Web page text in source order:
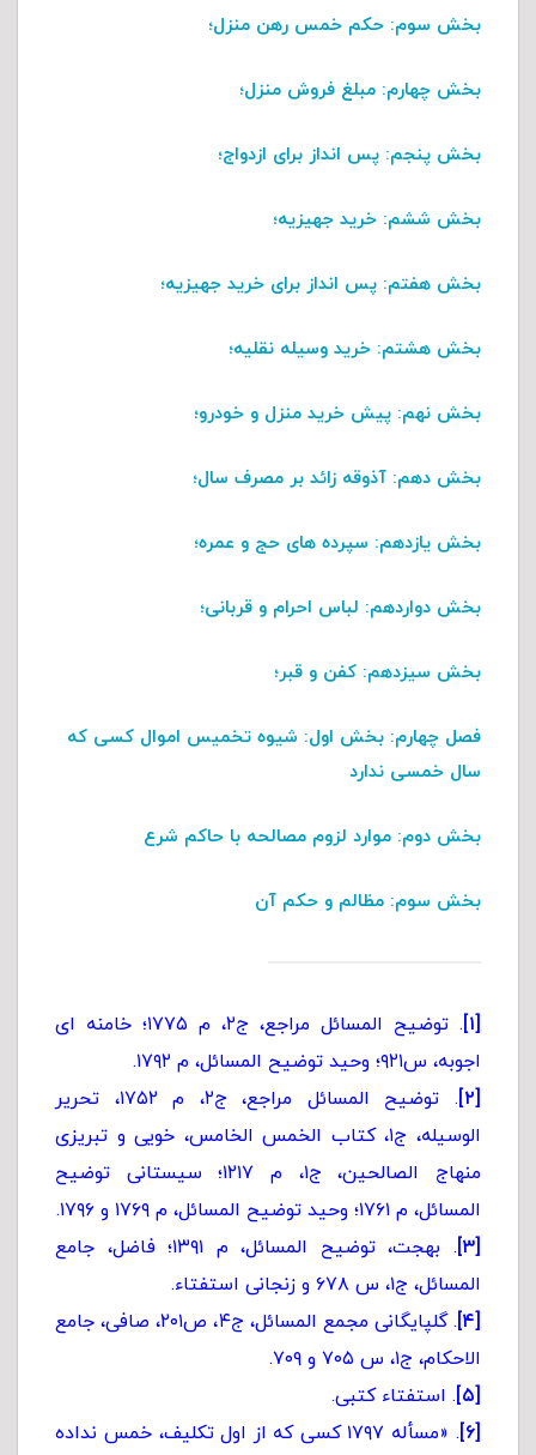
بخش سوم: حکم خمس رهن منزل؛
بخش چهارم: مبلغ فروش منزل؛
بخش پنجم: پس انداز برای ازدواج؛
بخش ششم: خرید جهیزیه؛
بخش هفتم: پس انداز برای خرید جهیزیه؛
بخش هشتم: خرید وسیله نقلیه؛
بخش نهم: پیش خرید منزل و خودرو؛
بخش دهم: آذوقه زائد بر مصرف سال؛
بخش یازدهم: سپرده های حج و عمره؛
بخش دواردهم: لباس احرام و قربانی؛
بخش سیزدهم: کفن و قبر؛
فصل چهارم:بخش اول: شیوه تخمیس اموال کسی که
سال خمسی ندارد
بخش دوم: موارد لزوم مصالحه با حاکم شرع
بخش سوم: مظالم و حکم آن
[۱]
. توضیح المسائل مراجع، ج۲، م ۱۷۷۵؛ خامنه ای
اجوبه، س۹۲۱؛ وحید توضیح المسائل، م ۱۷۹۲.
[۲]
. توضیح المسائل مراجع، ج۲، م ۱۷۵۲، تحریر
الوسیله، ج۱، کتاب الخمس الخامس، خویی و تبریزی
منهاج الصالحین، ج۱، م ۱۲۱۷؛ سیستانی توضیح
المسائل، م ۱۷۶۱؛ وحید توضیح المسائل، م ۱۷۶۹ و ۱۷۹۶.
[۳]
. بهجت، توضیح المسائل، م ۱۳۹۱؛ فاضل، جامع
المسائل، ج۱، س ۶۷۸ و زنجانی استفتاء.
[۴]
. گلپایگانی مجمع المسائل، ج۴، ص۲۰۱، صافی، جامع
الاحکام، ج۱، س ۷۰۵ و ۷۰۹.
[۵]
. استفتاء کتبی.
[۶]
. «مسأله ۱۷۹۷ کسی که از اول تکلیف، خمس نداده